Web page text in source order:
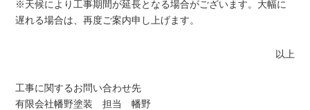
※天候により工事期間が延長となる場合がございます。大幅に
遅れる場合は、再度ご案内申し上げます。
以上
工事に関するお問い合わせ先
有限会社幡野塗装 担当 幡野